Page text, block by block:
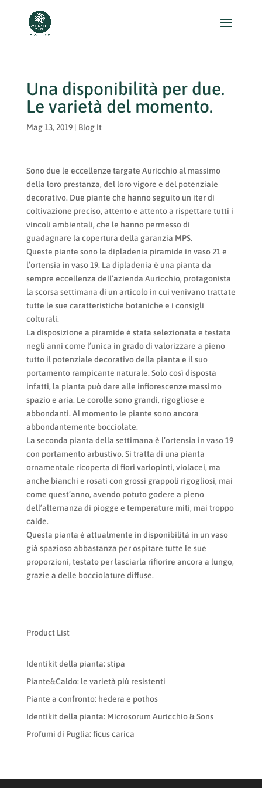
Una disponibilità per due.
Le varietà del momento.
Mag 13, 2019| Blog It
Sono due le eccellenze targate Auricchio al massimo
della loro prestanza, del loro vigore e del potenziale
decorativo. Due piante che hanno seguito un iter di
coltivazione preciso, attento e attento a rispettare tutti i
vincoli ambientali, che le hanno permesso di
guadagnare la copertura della garanzia MPS.
Queste piante sono la dipladenia piramide in vaso 21 e
l’ortensia in vaso 19. La dipladenia è una pianta da
sempre eccellenza dell’azienda Auricchio, protagonista
la scorsa settimana di un articolo in cui venivano trattate
tutte le sue caratteristiche botaniche e i consigli
colturali.
La disposizione a piramide è stata selezionata e testata
negli anni come l’unica in grado di valorizzare a pieno
tutto il potenziale decorativo della pianta e il suo
portamento rampicante naturale. Solo così disposta
infatti, la pianta può dare alle infiorescenze massimo
spazio e aria. Le corolle sono grandi, rigogliose e
abbondanti. Al momento le piante sono ancora
abbondantemente bocciolate.
La seconda pianta della settimana è l’ortensia in vaso 19
con portamento arbustivo. Si tratta di una pianta
ornamentale ricoperta di fiori variopinti, violacei, ma
anche bianchi e rosati con grossi grappoli rigogliosi, mai
come quest’anno, avendo potuto godere a pieno
dell’alternanza di piogge e temperature miti, mai troppo
calde.
Questa pianta è attualmente in disponibilità in un vaso
già spazioso abbastanza per ospitare tutte le sue
proporzioni, testato per lasciarla rifiorire ancora a lungo,
grazie a delle bocciolature diffuse.
Product List
Identikit della pianta: stipa
Piante&Caldo: le varietà più resistenti
Piante a confronto: hedera e pothos
Identikit della pianta: Microsorum Auricchio & Sons
Profumi di Puglia: ficus carica